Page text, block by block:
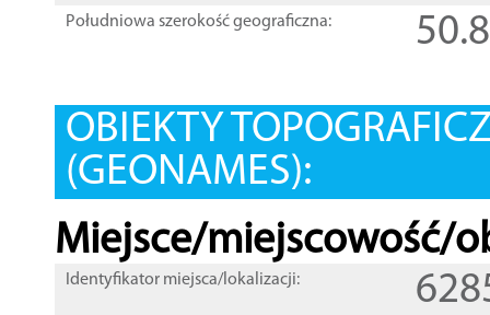
Południowa szerokość geograficzna:
OBIEKTY
(GEONAMES):
Miejsce/miejscowość/
Identyfikator miejsca/lokalizacji: